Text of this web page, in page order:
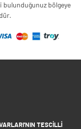
bulunduğunuz bölgeye
TESCILLI